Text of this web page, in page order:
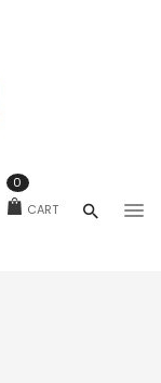
CART
0